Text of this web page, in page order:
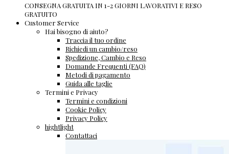
CONSEGNA GRATUITA IN 1-2 GIORNI LAVORATIVI E RESO
GRATUITO
Customer Service
Hai bisogno di aiuto?
Traccia il tuo ordine
Richiedi un cambio/reso
Spedizione, Cambio e Reso
Domande Frequenti (FAQ)
Metodi di pagamento
Guida alle taglie
Termini e Privacy
Termini e condizioni
Cookie Policy
Privacy Policy
hightlight
Contattaci